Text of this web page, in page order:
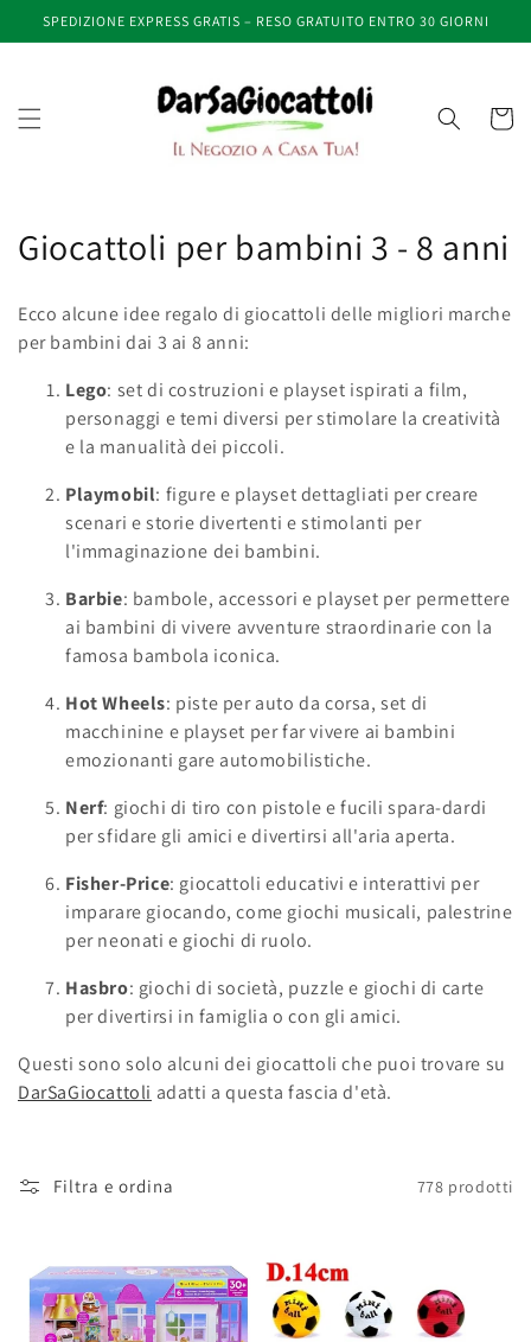
direttamente
ai contenuti
SPEDIZIONE EXPRESS GRATIS – RESO GRATUITO ENTRO 30 GIORNI
Carrello
C
l
Giocattoli per bambini 3 - 8 anni
Ecco alcune idee regalo di giocattoli delle migliori marche
per bambini dai 3 ai 8 anni:
Lego: set di costruzioni e playset ispirati a film,
personaggi e temi diversi per stimolare la creatività
e la manualità dei piccoli.
Playmobil: figure e playset dettagliati per creare
scenari e storie divertenti e stimolanti per
l'immaginazione dei bambini.
Barbie: bambole, accessori e playset per permettere
ai bambini di vivere avventure straordinarie con la
famosa bambola iconica.
Hot Wheels: piste per auto da corsa, set di
macchinine e playset per far vivere ai bambini
emozionanti gare automobilistiche.
Nerf: giochi di tiro con pistole e fucili spara-dardi
per sfidare gli amici e divertirsi all'aria aperta.
Fisher-Price: giocattoli educativi e interattivi per
imparare giocando, come giochi musicali, palestrine
per neonati e giochi di ruolo.
Hasbro: giochi di società, puzzle e giochi di carte
per divertirsi in famiglia o con gli amici.
Questi sono solo alcuni dei giocattoli che puoi trovare su
DarSaGiocattoli adatti a questa fascia d'età.
Filtra e ordina 778 prodotti